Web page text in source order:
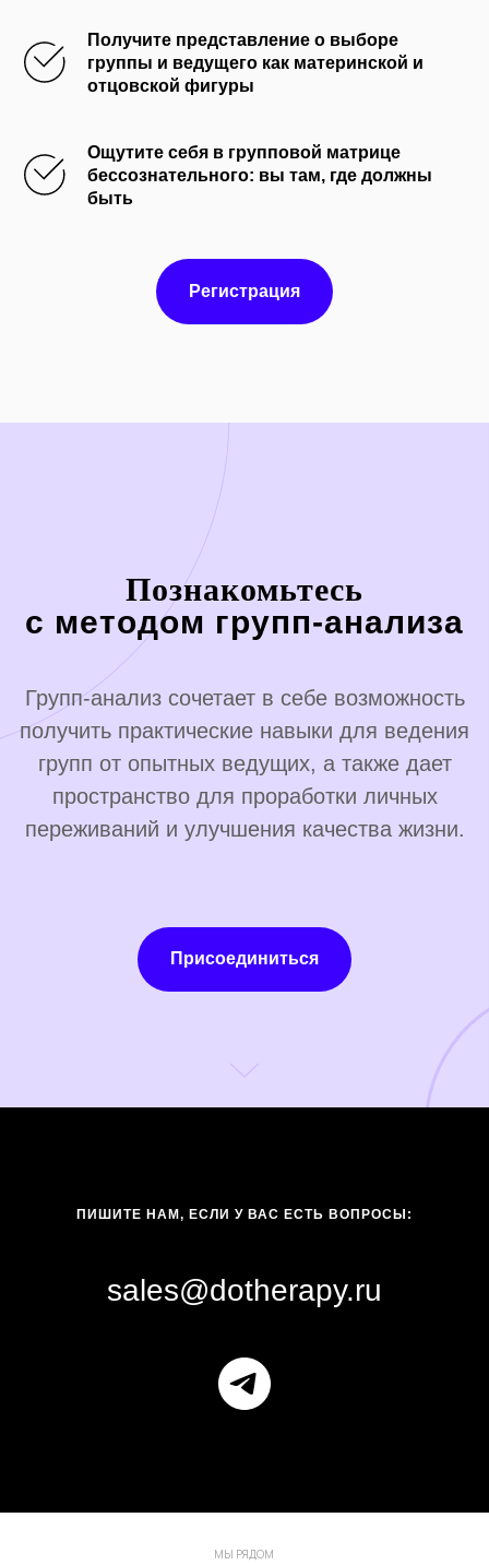
Получите представление о выборе
группы и ведущего как материнской и
отцовской фигуры
Ощутите себя в групповой матрице
бессознательного: вы там, где должны
быть
Регистрация
Познакомьтесь
с методом групп-анализа
Групп-анализ сочетает в себе возможность
получить практические навыки для ведения
групп от опытных ведущих, а также дает
пространство для проработки личных
переживаний и улучшения качества жизни.
Присоединиться
ПИШИТЕ НАМ, ЕСЛИ У ВАС ЕСТЬ ВОПРОСЫ:
sales@dotherapy.ru
МЫ РЯДОМ